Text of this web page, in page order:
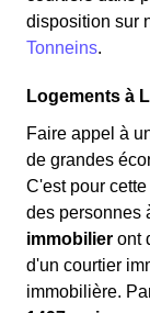
disposition sur
Tonneins.
Logements à
Faire appel à
de grandes
C'est pour
des personnes
immobilier ont
d'un courtier
immobilière.